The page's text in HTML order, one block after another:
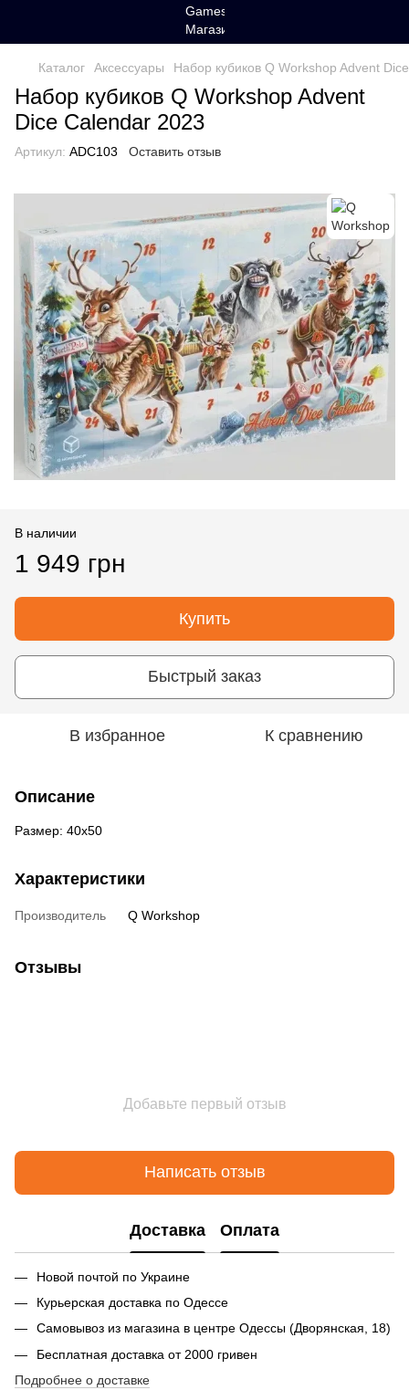
Каталог Аксессуары Набор кубиков Q Workshop Advent
Набор кубиков Q Workshop Advent
Dice Calendar 2023
Артикул: ADC103 Оставить отзыв
В наличии
1 949 грн
Купить
Быстрый заказ
В избранное К сравнению
Описание
Размер: 40х50
Характеристики
Производитель Q Workshop
Отзывы
Добавьте первый отзыв
Написать отзыв
Доставка Оплата
Новой почтой по Украине
Курьерская доставка по Одессе
Самовывоз из магазина в центре Одессы (Дворянская, 18)
Бесплатная доставка от 2000 гривен
Подробнее о доставке